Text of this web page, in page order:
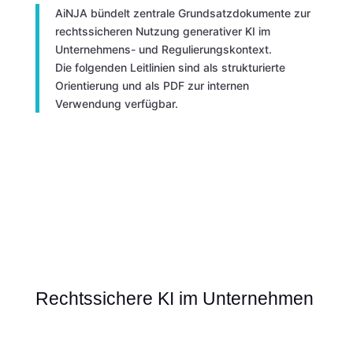
AiNJA bündelt zentrale Grundsatzdokumente zur
rechtssicheren Nutzung generativer KI im
Unternehmens- und Regulierungskontext.
Die folgenden Leitlinien sind als strukturierte
Orientierung und als PDF zur internen
Verwendung verfügbar.
Rechtssichere KI im Unternehmen